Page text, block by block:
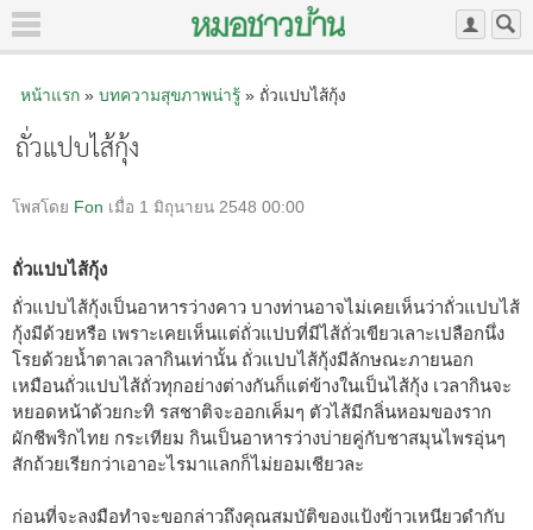
หน้าแรก» บทความสุขภาพน่ารู้» ถั่วแปบไส้กุ้ง
ถั่วแปบไส้กุ้ง
โพสโดย Fon เมื่อ 1 มิถุนายน 2548 00:00
ถั่วแปบไส้กุ้ง
ถั่วแปบไส้กุ้งเป็นอาหารว่างคาว บางท่านอาจไม่เคยเห็นว่าถั่วแปบไส้
กุ้งมีด้วยหรือ เพราะเคยเห็นแต่ถั่วแปบที่มีไส้ถั่วเขียวเลาะเปลือกนึ่ง
โรยด้วยน้ำตาลเวลากินเท่านั้น ถั่วแปบไส้กุ้งมีลักษณะภายนอก
เหมือนถั่วแปบไส้ถั่วทุกอย่างต่างกันก็แต่ข้างในเป็นไส้กุ้ง เวลากินจะ
หยอดหน้าด้วยกะทิ รสชาติจะออกเค็มๆ ตัวไส้มีกลิ่นหอมของราก
ผักชีพริกไทย กระเทียม กินเป็นอาหารว่างบ่ายคู่กับชาสมุนไพรอุ่นๆ
สักถ้วยเรียกว่าเอาอะไรมาแลกก็ไม่ยอมเชียวละ
ก่อนที่จะลงมือทำจะขอกล่าวถึงคุณสมบัติของแป้งข้าวเหนียวดำกับ